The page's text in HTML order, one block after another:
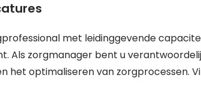
met leidinggevende
Als zorgmanager bent u
het optimaliseren van zorgprocessen.